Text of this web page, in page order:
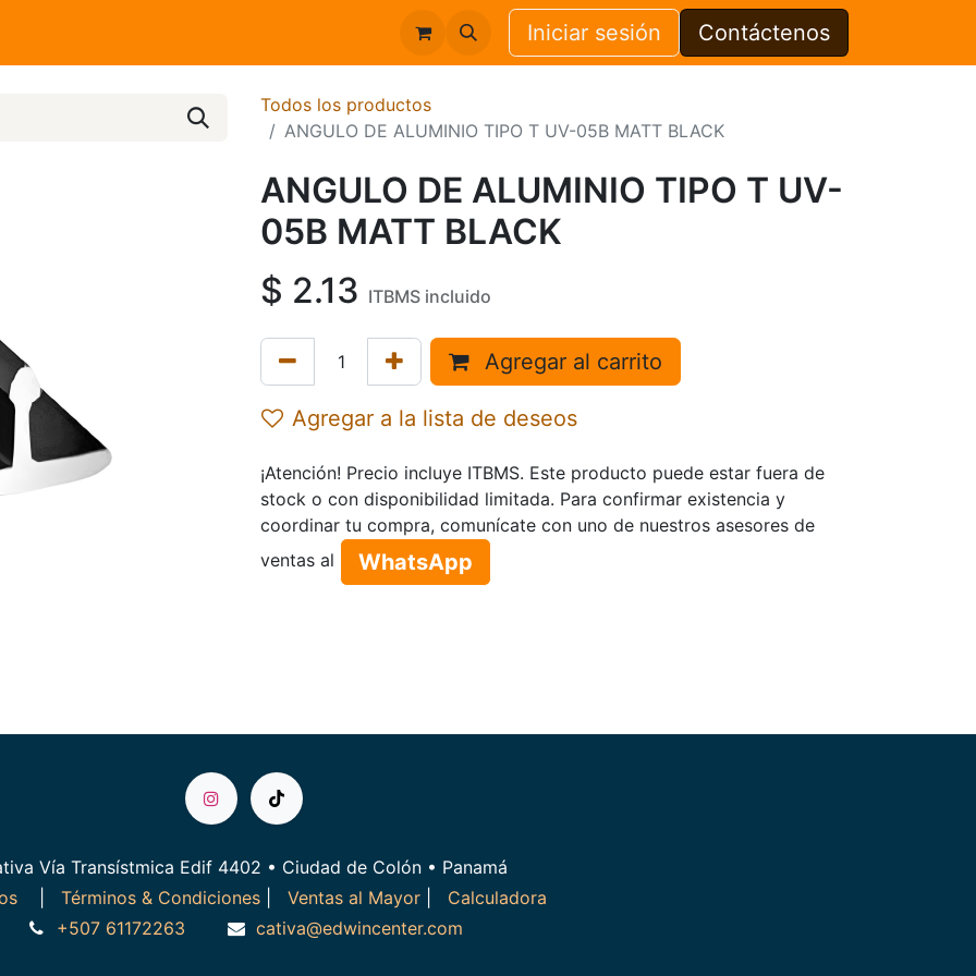
Iniciar sesión Contáctenos
Todos los productos
ANGULO DE ALUMINIO TIPO T UV-05B MATT BLACK
ANGULO DE ALUMINIO TIPO T UV-
05B MATT BLACK
$ 2.13 ITBMS incluido
Agregar al carrito
Agregar a la lista de deseos
¡Atención! Precio incluye ITBMS. Este producto puede estar fuera de
stock o con disponibilidad limitada. Para confirmar existencia y
coordinar tu compra, comunícate con uno de nuestros asesores de
ventas al
WhatsApp​​​​
Vía Transístmica Edif 4402 • Ciudad de Colón • Panamá
Términos & Condiciones Ventas al Mayor
Calculadora
+507 61172263
cativa@edwincenter.com